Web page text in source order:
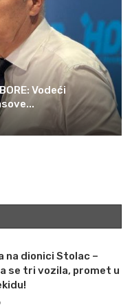
Vodeći
na dionici Stolac –
se tri vozila, promet u